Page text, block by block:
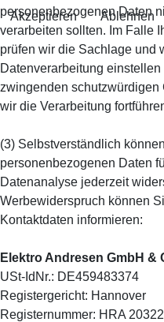
personenbezogenen Daten
verarbeiten sollten. Im Falle
prüfen wir die Sachlage und
Datenverarbeitung
zwingenden schutzwürdigen
wir die Verarbeitung
(3) Selbstverständlich
personenbezogenen Daten
Datenanalyse jederzeit
Werbewiderspruch können
Kontaktdaten informieren:
Elektro Andresen GmbH &
USt-IdNr.: DE459483374
Registergericht: Hannover
Registernummer: HRA
Akzeptieren Ablehnen